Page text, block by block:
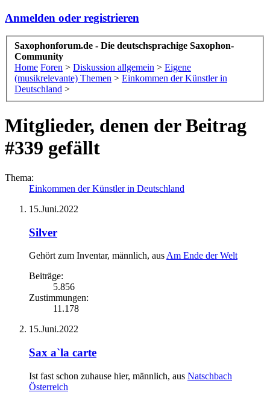
Anmelden oder registrieren
Saxophonforum.de - Die deutschsprachige Saxophon-
Community
Home Foren > Diskussion allgemein > Eigene
(musikrelevante) Themen > Einkommen der Künstler in
Deutschland >
Mitglieder, denen der Beitrag
#339 gefällt
Thema:
Einkommen der Künstler in Deutschland
15.Juni.2022
Silver
Gehört zum Inventar, männlich, aus Am Ende der Welt
Beiträge:
5.856
Zustimmungen:
11.178
15.Juni.2022
Sax a`la carte
Ist fast schon zuhause hier, männlich, aus Natschbach
Österreich